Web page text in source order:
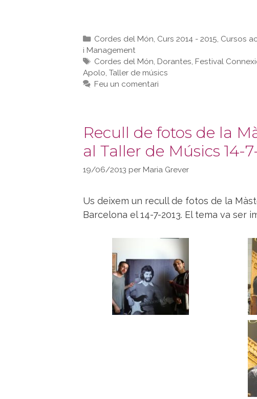
Categories
Cordes del Món, Curs 2014 - 2015, Cursos
i Management
Etiquetes
Cordes del Món, Dorantes, Festival
Apolo, Taller de músics
Feu un comentari
Recull de fotos de la
al Taller de Músics 14-
19/06/2013 per Maria Grever
Us deixem un recull de fotos de la
Barcelona el 14-7-2013. El tema va ser